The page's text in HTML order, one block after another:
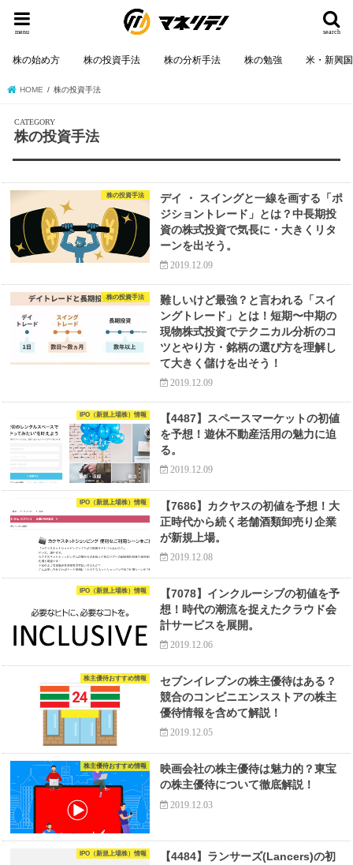
search
menu
株の始め方 株の投資手法 株の分析手法 株の勉強 米・新興
HOME 株の投資手法
株の投資手法
株の投資手法
デイ ・ スイングと一線を画する「ポ
ジショントレード」とは？中長期投
資の株式投資で気長に・大きくリタ
ーンを出そう。
2019.12.09
株の投資手法
難しいけど最強？と言われる「スイ
ングトレード」とは！短期〜中期の
現物株式投資でテクニカル分析のコ
ツとやり方・銘柄の選び方を理解し
て大きく儲けを出そう！
2019.12.09
IPO（新規上場株）情報
【4487】スペースマーケットの初値
を予想！遊休不動産活用の魅力に迫
る。
2019.12.09
IPO（新規上場株）情報
【7686】カクヤスの初値を予想！大
正時代から続く老舗酒類卸売り企業
が新規上場。
2019.12.08
IPO（新規上場株）情報
【7078】インクルーシブの初値を予
想！時代の潮流を捉えたクラウド会
計サービスを展開。
2019.12.06
株主優待おすすめ情報
セブンイレブンの株主優待はある？
競合のコンビニエンスストアの株主
優待情報を含めて解説！
2019.12.05
株主優待おすすめ情報
映画会社の株主優待は魅力的？東宝
の株主優待について徹底解説！
2019.12.03
IPO（新規上場株）情報
【4484】ランサーズ(Lancers)の初